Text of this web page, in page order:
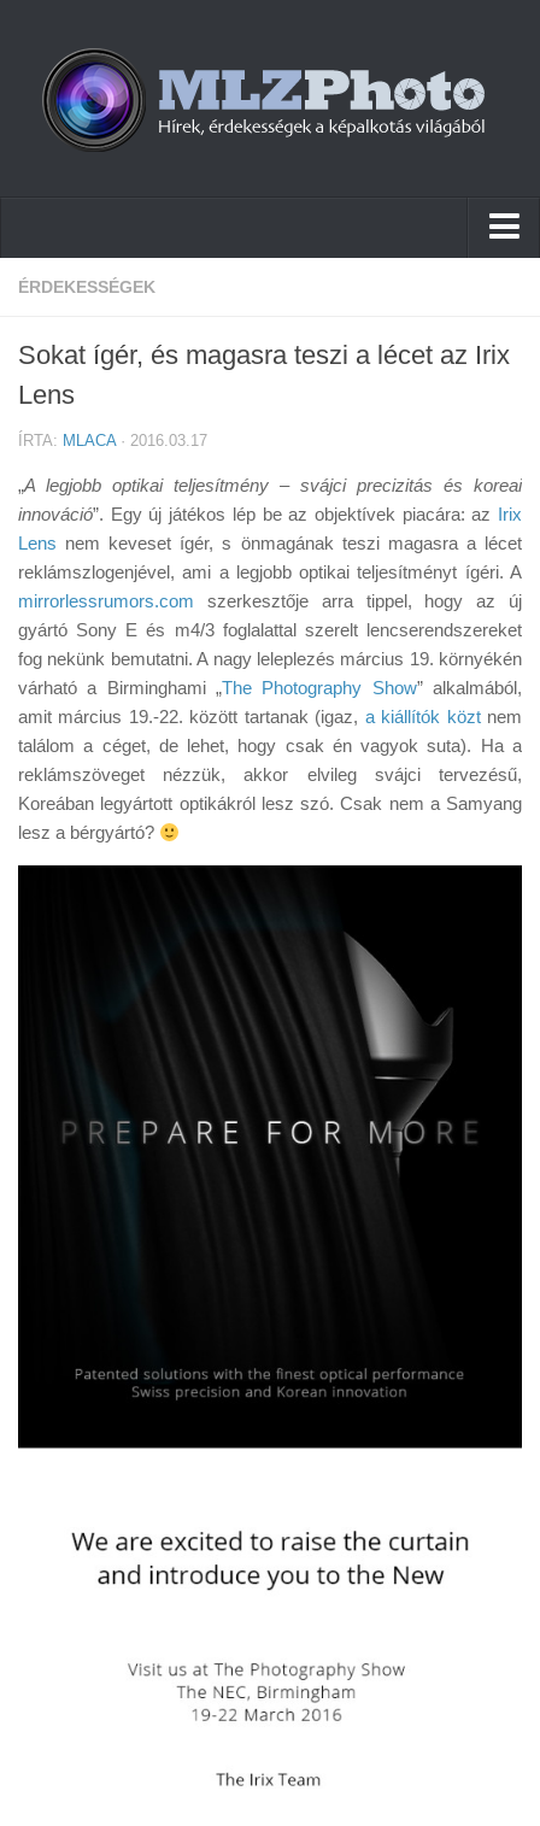
Hírek
Cikkek
Tudástár
Tanácsok
Érdekességek
Helyszíni Riport
E-BB
ÉRDEKESSÉGEK
Sokat ígér, és magasra teszi a lécet az Irix
Lens
ÍRTA: MLACA· 2016.03.17
„A legjobb optikai teljesítmény – svájci precizitás és koreai
innováció”. Egy új játékos lép be az objektívek piacára: az Irix
Lens nem keveset ígér, s önmagának teszi magasra a lécet
reklámszlogenjével, ami a legjobb optikai teljesítményt ígéri. A
mirrorlessrumors.com szerkesztője arra tippel, hogy az új
gyártó Sony E és m4/3 foglalattal szerelt lencserendszereket
fog nekünk bemutatni. A nagy leleplezés március 19. környékén
várható a Birminghami „The Photography Show” alkalmából,
amit március 19.-22. között tartanak (igaz, a kiállítók köztnem
találom a céget, de lehet, hogy csak én vagyok suta). Ha a
reklámszöveget nézzük, akkor elvileg svájci tervezésű,
Koreában legyártott optikákról lesz szó. Csak nem a Samyang
lesz a bérgyártó?